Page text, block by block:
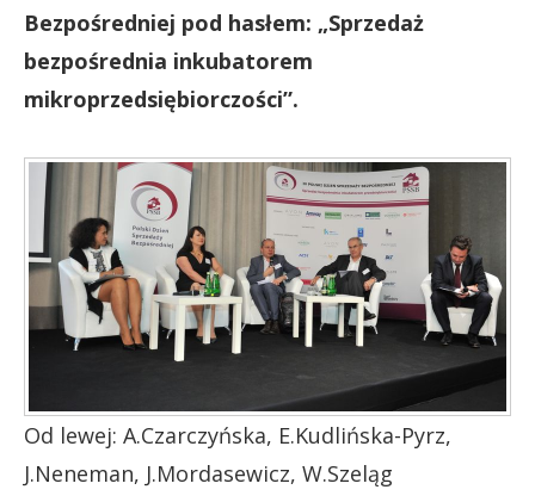
Bezpośredniej pod hasłem: „Sprzedaż
bezpośrednia inkubatorem
mikroprzedsiębiorczości”.
Od lewej: A.Czarczyńska, E.Kudlińska-Pyrz,
J.Neneman, J.Mordasewicz, W.Szeląg